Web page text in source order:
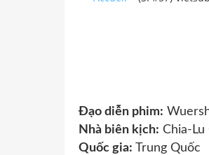
Đạo diễn phim:
Nhà biên kịch: Chia-Lu
Quốc gia: Trung Quốc